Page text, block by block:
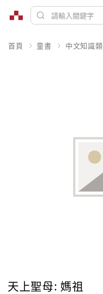
首頁 童書 中文知識類
天上聖母: 媽祖